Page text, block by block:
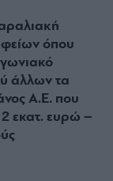
όπου
άλλων τα
Α.Ε. που
εκατ. ευρώ –